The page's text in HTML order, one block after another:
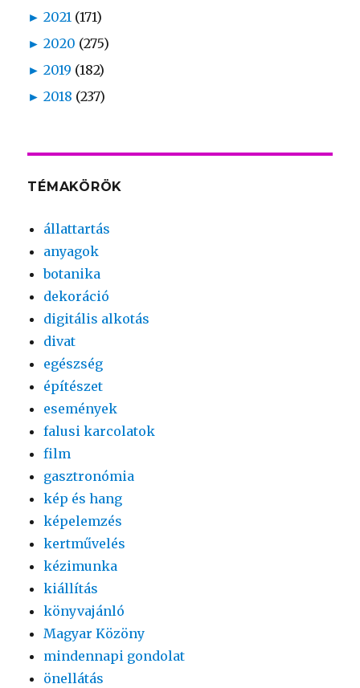
► 2021 (171)
► 2020 (275)
► 2019 (182)
► 2018 (237)
TÉMAKÖRÖK
állattartás
anyagok
botanika
dekoráció
digitális alkotás
divat
egészség
építészet
események
falusi karcolatok
film
gasztronómia
kép és hang
képelemzés
kertművelés
kézimunka
kiállítás
könyvajánló
Magyar Közöny
mindennapi gondolat
önellátás